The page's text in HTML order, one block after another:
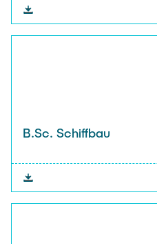
B.Sc. Schiffbau